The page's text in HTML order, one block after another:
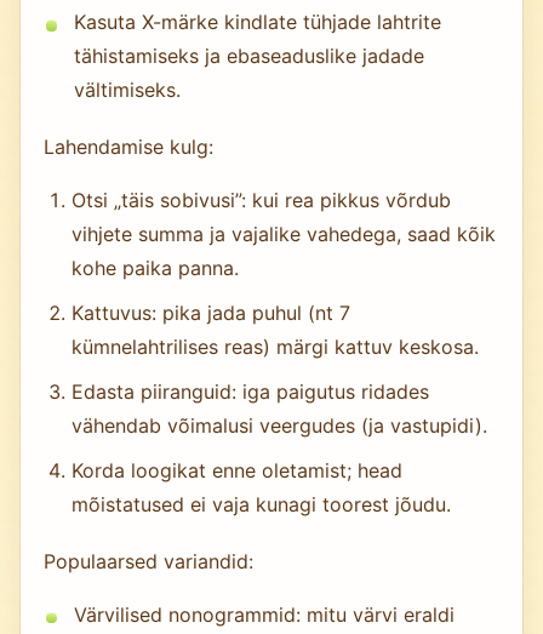
Kasuta X-märke kindlate tühjade lahtrite
tähistamiseks ja ebaseaduslike jadade
vältimiseks.
Lahendamise kulg:
Otsi „täis sobivusi”: kui rea pikkus võrdub
vihjete summa ja vajalike vahedega, saad kõik
kohe paika panna.
Kattuvus: pika jada puhul (nt 7
kümnelahtrilises reas) märgi kattuv keskosa.
Edasta piiranguid: iga paigutus ridades
vähendab võimalusi veergudes (ja vastupidi).
Korda loogikat enne oletamist; head
mõistatused ei vaja kunagi toorest jõudu.
Populaarsed variandid:
Värvilised nonogrammid: mitu värvi eraldi